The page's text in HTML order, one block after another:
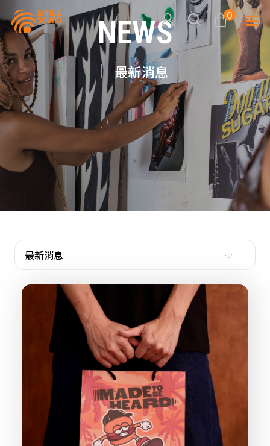
0
查看購物車
商品分類查詢
請選擇商品分類
請選擇分類
品牌分
多媒體
家用音
周邊系
活動專
NEWS
最新消息
最新消息